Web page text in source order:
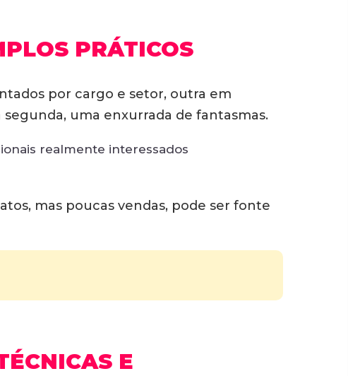
PRÁTICOS
por cargo e setor, outra em
uma enxurrada de fantasmas.
realmente interessados
mas poucas vendas, pode ser fonte
E